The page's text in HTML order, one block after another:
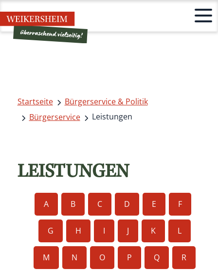
Startseite
Bürgerservice & Politik
Bürgerservice
Leistungen
LEISTUNGEN
A B C D E F
G H I J K L
M N O P Q R